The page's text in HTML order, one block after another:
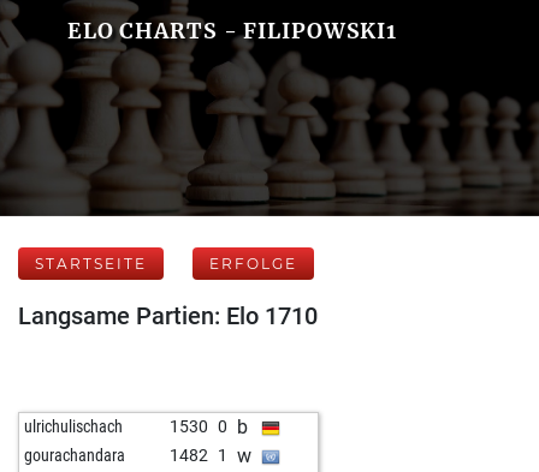
ELO CHARTS - FILIPOWSKI1
STARTSEITE ERFOLGE
Langsame Partien: Elo 1710
ulrichulischach 1530 0 b
gourachandara 1482 1 w